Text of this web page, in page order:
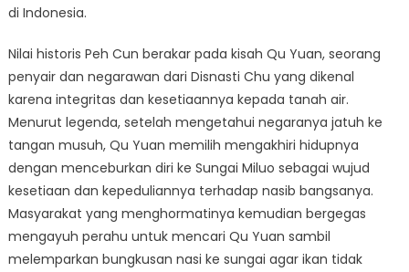
di Indonesia.
Nilai historis Peh Cun berakar pada kisah Qu Yuan, seorang
penyair dan negarawan dari Disnasti Chu yang dikenal
karena integritas dan kesetiaannya kepada tanah air.
Menurut legenda, setelah mengetahui negaranya jatuh ke
tangan musuh, Qu Yuan memilih mengakhiri hidupnya
dengan menceburkan diri ke Sungai Miluo sebagai wujud
kesetiaan dan kepeduliannya terhadap nasib bangsanya.
Masyarakat yang menghormatinya kemudian bergegas
mengayuh perahu untuk mencari Qu Yuan sambil
melemparkan bungkusan nasi ke sungai agar ikan tidak